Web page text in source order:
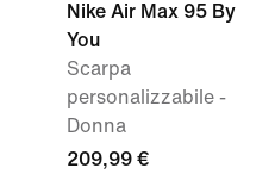
Nike Air Max 95 By
You
Scarpa
personalizzabile -
Donna
209,99 €